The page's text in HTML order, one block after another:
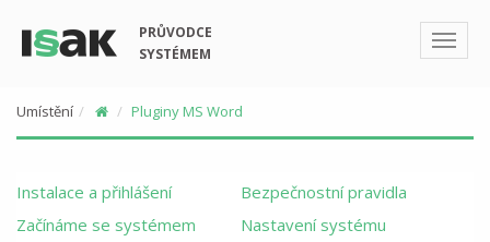
PRŮVODCE
SYSTÉMEM
Umístění Pluginy MS Word
Instalace a přihlášení
Bezpečnostní pravidla
Začínáme se systémem
Nastavení systému